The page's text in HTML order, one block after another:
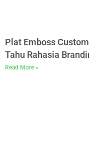
Plat Emboss
Tahu Rahasia
Read More »